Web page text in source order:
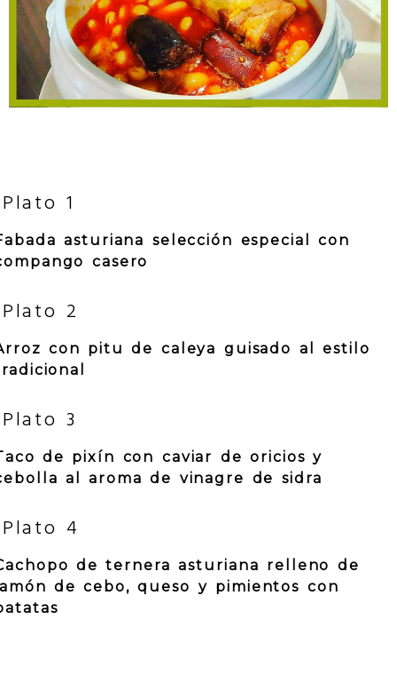
Plato 1
asturiana selección especial con
casero
Plato 2
con pitu de caleya guisado al estilo
Plato 3
de pixín con caviar de oricios y
al aroma de vinagre de sidra
Plato 4
de ternera asturiana relleno de
de cebo, queso y pimientos con